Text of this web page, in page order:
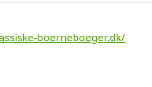
boerneboeger.dk/